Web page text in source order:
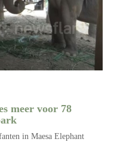
meer voor 78
in Maesa Elephant